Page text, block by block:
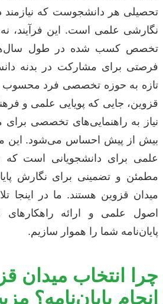
تحصیلی هر دانشجوست که
نگارشی علمی است. این فرآیند، نه
تخصص کسب شده در طول
فرصتی برای مشارکت در بدنه
تازه به حوزه تخصصی فرد
قزوین، جایی که پویایی علمی و
نیاز به راهنمایی‌های تخصصی
بیش از پیش احساس می‌شود. این
علمی برای دانشجویانی است که
مطمئن و تضمینی برای نگارش
میدان قزوین هستند. ما در اینجا
اصول علمی و ارائه
پایان‌نامه شما را هموار سازیم.
چرا انتخاب میدان
انجام پایان‌نامه؟